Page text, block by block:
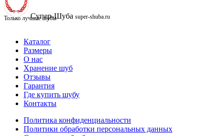
Супер-Шуба super-shuba.ru
Только лучшие шубы
Каталог
Размеры
О нас
Хранение шуб
Отзывы
Гарантия
Где купить шубу
Контакты
Политика конфиденциальности
Политики обработки персональных данных